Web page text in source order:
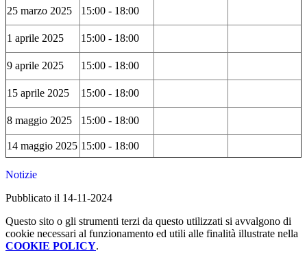
25 marzo 2025 15:00 - 18:00
1 aprile 2025 15:00 - 18:00
9 aprile 2025 15:00 - 18:00
15 aprile 2025 15:00 - 18:00
8 maggio 2025 15:00 - 18:00
14 maggio 2025 15:00 - 18:00
Notizie
Pubblicato il 14-11-2024
Questo sito o gli strumenti terzi da questo utilizzati si avvalgono di
cookie necessari al funzionamento ed utili alle finalità illustrate nella
COOKIE POLICY.